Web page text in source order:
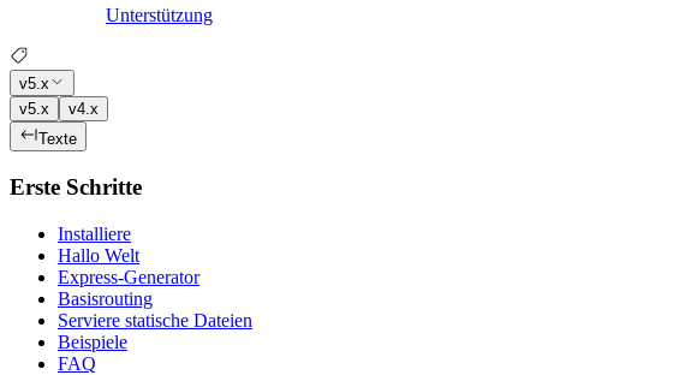
Unterstützung
v5.x
v5.x
v4.x
Texte
Erste Schritte
Installiere
Hallo Welt
Express-Generator
Basisrouting
Serviere statische Dateien
Beispiele
FAQ